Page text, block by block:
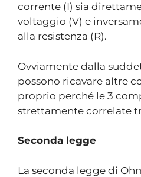
corrente (I) sia
voltaggio (V) e
alla resistenza (R).
Ovviamente dalla
possono ricavare altre
proprio perché le 3
strettamente correlate
Seconda legge
La seconda legge di